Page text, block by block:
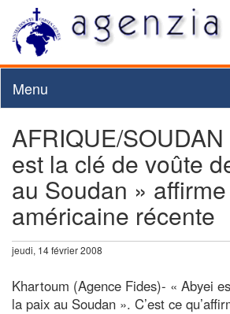
Menu
AFRIQUE/
est la clé de voûte
au Soudan »
américaine récente
jeudi, 14 février 2008
Khartoum (Agence Fides)- « Abyei
la paix au Soudan ». C’est ce